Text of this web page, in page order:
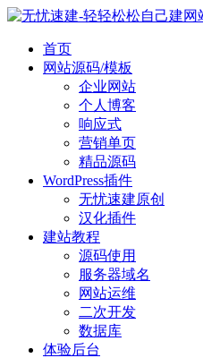
首页
网站源码/模板
企业网站
个人博客
响应式
营销单页
精品源码
WordPress插件
无忧速建原创
汉化插件
建站教程
源码使用
服务器域名
网站运维
二次开发
数据库
体验后台